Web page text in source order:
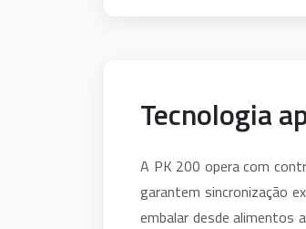
Tecnologia
A PK 200 opera com
garantem sincronização
embalar desde alimentos